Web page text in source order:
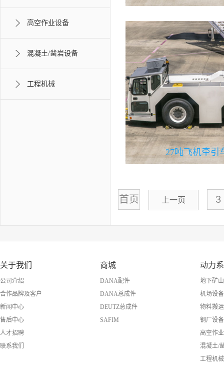
高空作业设备
混凝土/凿岩设备
工程机械
27吨飞机牵引
首页 上一页 3
关于我们
公司介绍
合作品牌及客户
新闻中心
售后中心
人才招聘
联系我们
商城
DANA配件
DANA总成件
DEUTZ总成件
SAFIM
动力
地下矿山
机场设备
物料搬运
钢厂设备
高空作
混凝土/
工程机械